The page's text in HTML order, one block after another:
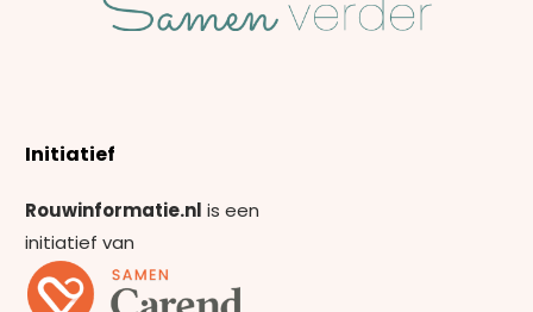
Initiatief
Rouwinformatie.nl is een
initiatief van